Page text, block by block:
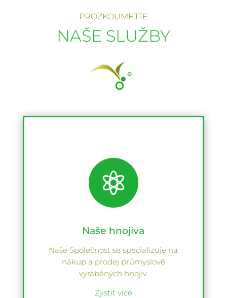
PROZKOUMEJTE
NAŠE SLUŽBY

Naše hnojiva
Naše Společnost se specializuje na
nákup a prodej průmyslově
vyráběných hnojiv.
Zjistit více